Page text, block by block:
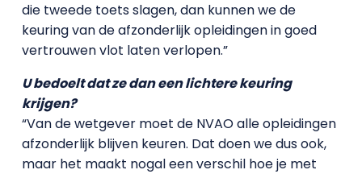
die tweede toets slagen, dan kunnen we de
keuring van de afzonderlijk opleidingen in goed
vertrouwen vlot laten verlopen.”
U bedoelt dat ze dan een lichtere keuring
krijgen?
“Van de wetgever moet de NVAO alle opleidingen
afzonderlijk blijven keuren. Dat doen we dus ook,
maar het maakt nogal een verschil hoe je met